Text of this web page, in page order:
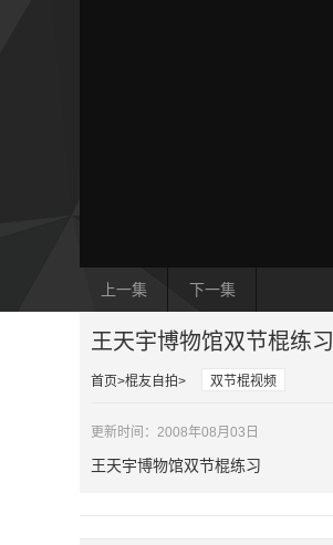
上一集 下一集
王天宇博物馆双节棍练习
首页 棍友自拍 双节棍视频
更新时间：2008年08月03日
王天宇博物馆双节棍练习